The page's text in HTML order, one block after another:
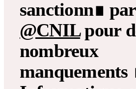
sanctionn∎
@CNILpour
nombreux
manquements